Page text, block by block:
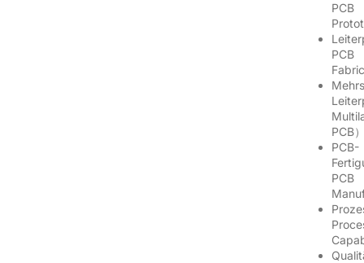
PCB
PCB
PCB
PCB-
PCB